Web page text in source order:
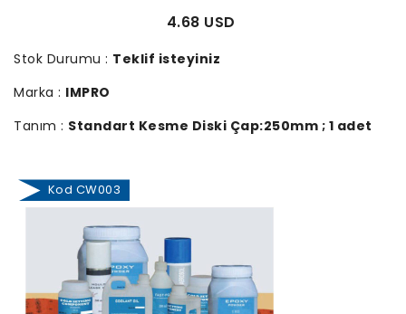
4.68 USD
Stok Durumu : Teklif isteyiniz
Marka : IMPRO
Tanım : Standart Kesme Diski Çap:250mm ; 1 adet
Kod CW003